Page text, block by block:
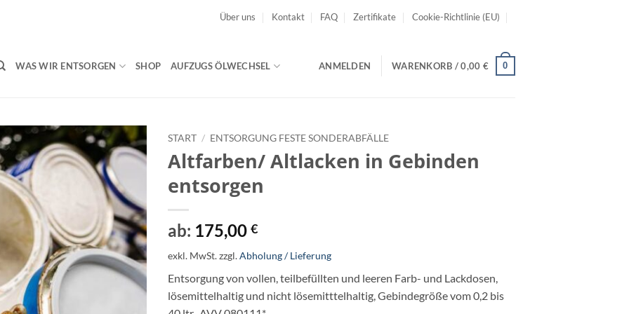
Über uns Kontakt FAQ Zertifikate Cookie-Richtlinie (EU)
WAS WIR ENTSORGEN SHOP AUFZUGS ÖLWECHSEL ANMELDEN WARENKORB /0,00 € 0
START / ENTSORGUNG FESTE SONDERABFÄLLE
Altfarben/ Altlacken in Gebinden
entsorgen
ab: 175,00 €
exkl. MwSt.zzgl.Abholung / Lieferung
Entsorgung von vollen, teilbefüllten und leeren Farb- und Lackdosen,
lösemittelhaltig und nicht lösemitttelhaltig, Gebindegröße vom 0,2 bis